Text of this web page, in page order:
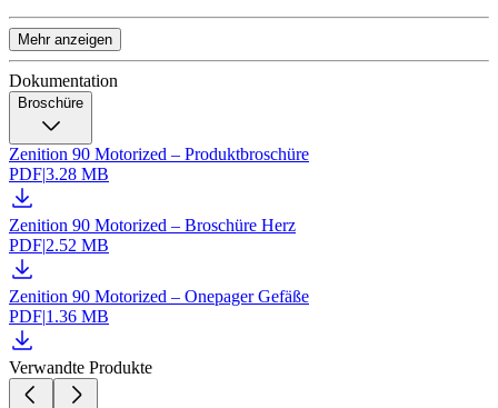
Mehr anzeigen
Dokumentation
Broschüre
Zenition 90 Motorized – Produktbroschüre
PDF|3.28 MB
Zenition 90 Motorized – Broschüre Herz
PDF|2.52 MB
Zenition 90 Motorized – Onepager Gefäße
PDF|1.36 MB
Verwandte Produkte